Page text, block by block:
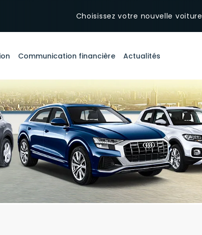
Choisissez votre nouvelle voiture
Communication financière Actualités